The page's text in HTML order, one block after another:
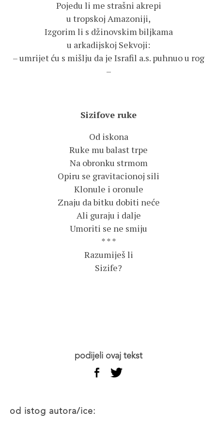
Pojedu li me strašni akrepi
u tropskoj Amazoniji,
Izgorim li s džinovskim biljkama
u arkadijskoj Sekvoji:
– umrijet ću s mišlju da je Israfil a.s. puhnuo u rog
–
Sizifove ruke
Od iskona
Ruke mu balast trpe
Na obronku strmom
Opiru se gravitacionoj sili
Klonule i oronule
Znaju da bitku dobiti neće
Ali guraju i dalje
Umoriti se ne smiju
* * *
Razumiješ li
Sizife?
podijeli ovaj tekst
od istog autora/ice: